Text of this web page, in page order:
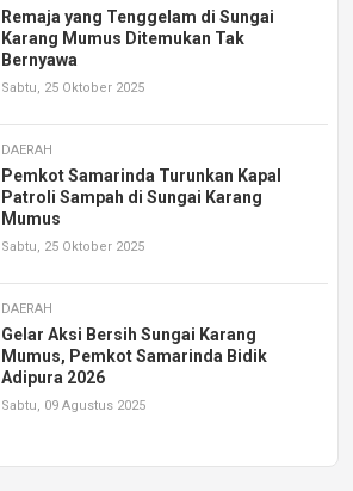
Remaja yang Tenggelam di Sungai
Karang Mumus Ditemukan Tak
Bernyawa
Sabtu, 25 Oktober 2025
DAERAH
Pemkot Samarinda Turunkan Kapal
Patroli Sampah di Sungai Karang
Mumus
Sabtu, 25 Oktober 2025
DAERAH
Gelar Aksi Bersih Sungai Karang
Mumus, Pemkot Samarinda Bidik
Adipura 2026
Sabtu, 09 Agustus 2025